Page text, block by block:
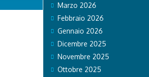
Marzo 2026
Febbraio 2026
Gennaio 2026
Dicembre 2025
Novembre 2025
Ottobre 2025